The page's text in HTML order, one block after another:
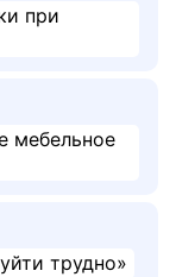
при
мебельное
трудно»